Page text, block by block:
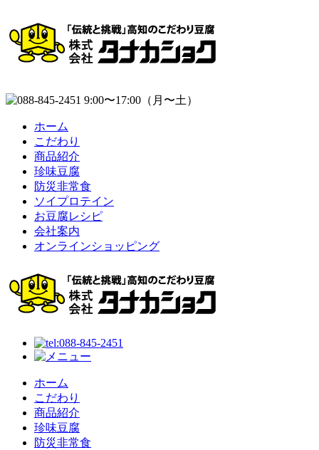
ホーム
こだわり
商品紹介
珍味豆腐
防災非常食
ソイプロテイン
お豆腐レシピ
会社案内
オンラインショッピング
ホーム
こだわり
商品紹介
珍味豆腐
防災非常食